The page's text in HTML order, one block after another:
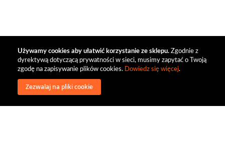
Używamy cookies aby ułatwić korzystanie ze sklepu. Zgodnie z
dyrektywą dotyczącą prywatności w sieci, musimy zapytać o Twoją
zgodę na zapisywanie plików cookies. Dowiedz się więcej.
Zezwalaj na pliki cookie